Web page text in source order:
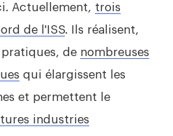
Actuellement, trois
de l'ISS. Ils réalisent,
de nombreuses
qui élargissent les
et permettent le
industries